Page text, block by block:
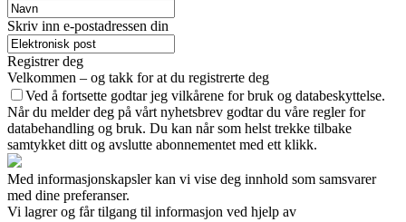
Skriv inn e-postadressen din
Registrer deg
Velkommen – og takk for at du registrerte deg
Ved å fortsette godtar jeg vilkårene for bruk og databeskyttelse.
Når du melder deg på vårt nyhetsbrev godtar du våre regler for
databehandling og bruk. Du kan når som helst trekke tilbake
samtykket ditt og avslutte abonnementet med ett klikk.
Med informasjonskapsler kan vi vise deg innhold som samsvarer
med dine preferanser.
Vi lagrer og får tilgang til informasjon ved hjelp av